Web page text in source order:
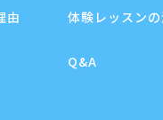
由 体験レッスン
Q&A